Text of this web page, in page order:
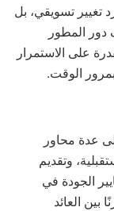
تغيير تسويقي، بل
المطور
على الاستمرار
الوقت.
عدة محاور
وتقديم
الجودة في
بين العائد